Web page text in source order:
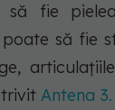
să fie
poate să fie
Antena 3.